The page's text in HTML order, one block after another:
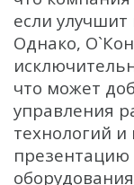
если
Однако,
что может
управления
технологий и
презентацию